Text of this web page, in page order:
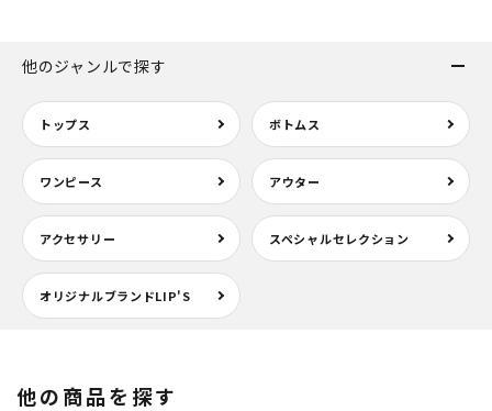
他のジャンルで探す
トップス ボトムス
ワンピース アウター
アクセサリー スペシャルセレクション
オリジナルブランドLIP'S
他の商品を探す